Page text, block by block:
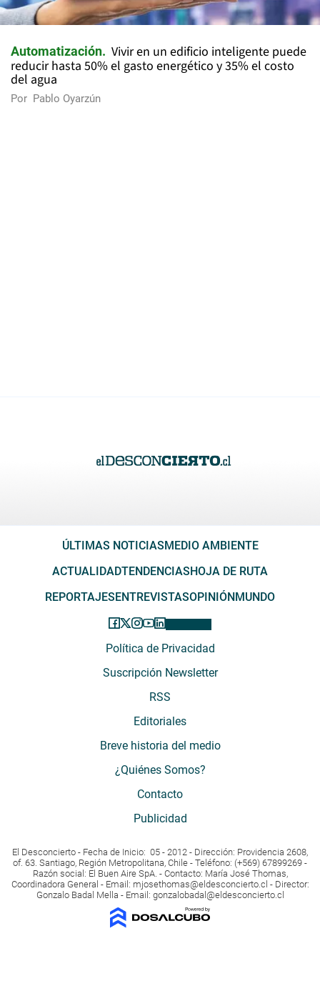
Automatización
Vivir en un edificio inteligente puede
reducir hasta 50% el gasto energético y 35% el costo
del agua
Por Pablo Oyarzún
ÚLTIMAS NOTICIASMEDIO AMBIENTE
ACTUALIDADTENDENCIASHOJA DE RUTA
REPORTAJESENTREVISTASOPINIÓNMUNDO
Política de Privacidad
Suscripción Newsletter
RSS
Editoriales
Breve historia del medio
¿Quiénes Somos?
Contacto
Publicidad
El Desconcierto - Fecha de Inicio: 05 - 2012 - Dirección: Providencia 2608,
of. 63. Santiago, Región Metropolitana, Chile - Teléfono: (+569) 67899269 -
Razón social: El Buen Aire SpA. - Contacto: María José Thomas,
Coordinadora General - Email: mjosethomas@eldesconcierto.cl - Director:
Gonzalo Badal Mella - Email: gonzalobadal@eldesconcierto.cl